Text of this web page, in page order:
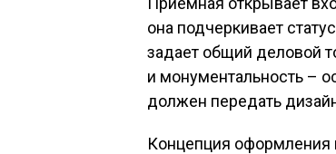
она подчеркивает
задает общий деловой
и монументальность –
должен передать
Концепция оформления